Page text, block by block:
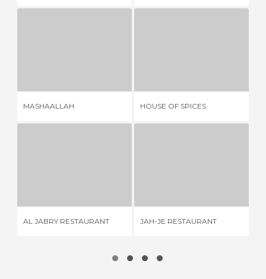
MASHAALLAH HOUSE OF SPICES
AL JABRY RESTAURANT JAH-JE RESTAURANT